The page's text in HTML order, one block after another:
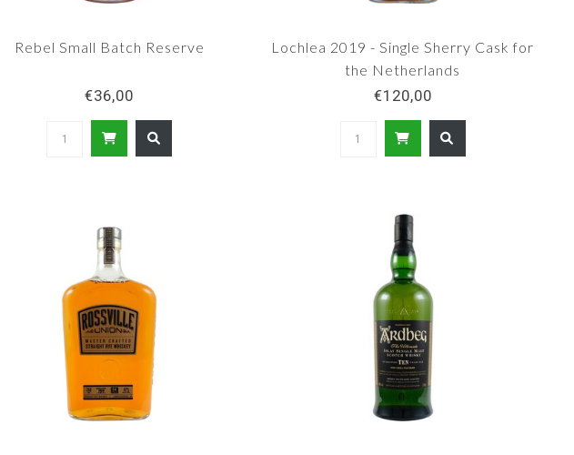
Rebel Small Batch Reserve
€36,00
Lochlea 2019 - Single Sherry Cask for
the Netherlands
€120,00